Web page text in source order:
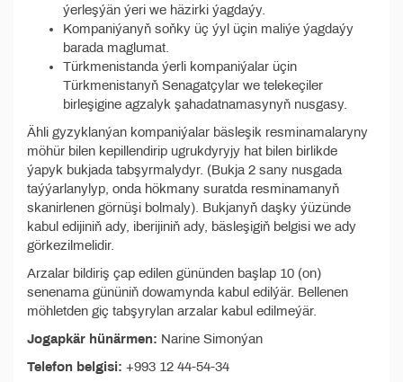
ýerleşýän ýeri we häzirki ýagdaýy.
Kompaniýanyň soňky üç ýyl üçin maliýe ýagdaýy
barada maglumat.
Türkmenistanda ýerli kompaniýalar üçin
Türkmenistanyň Senagatçylar we telekeçiler
birleşigine agzalyk şahadatnamasynyň nusgasy.
Ähli gyzyklanýan kompaniýalar bäsleşik resminamalaryny
möhür bilen kepillendirip ugrukdyryjy hat bilen birlikde
ýapyk bukjada tabşyrmalydyr. (Bukja 2 sany nusgada
taýýarlanylyp, onda hökmany suratda resminamanyň
skanirlenen görnüşi bolmaly). Bukjanyň daşky ýüzünde
kabul edijiniň ady, iberijiniň ady, bäsleşigiň belgisi we ady
görkezilmelidir.
Arzalar bildiriş çap edilen gününden başlap 10 (on)
senenama gününiň dowamynda kabul edilýär. Bellenen
möhletden giç tabşyrylan arzalar kabul edilmeýär.
Jogapkär hünärmen: Narine Simonýan
Telefon belgisi: +993 12 44-54-34